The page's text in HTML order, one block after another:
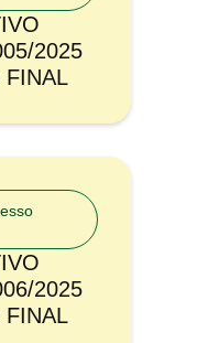
2025
FINAL
2025
FINAL